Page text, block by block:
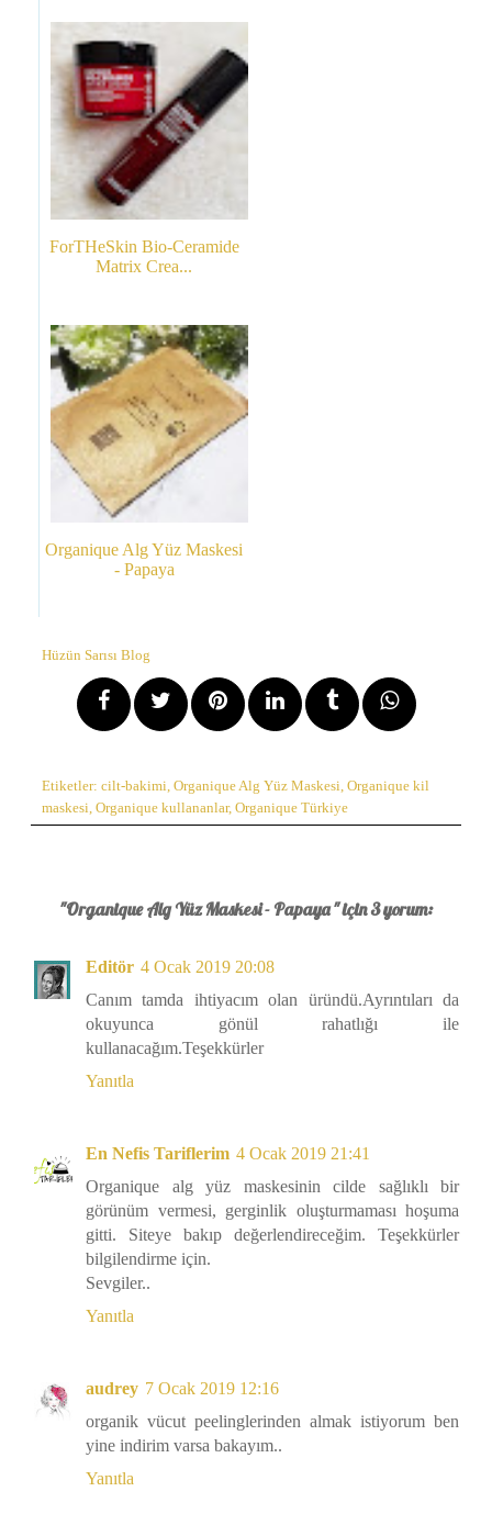
ForTHeSkin Bio-Ceramide
Matrix Crea...
Organique Alg Yüz Maskesi
- Papaya
Hüzün Sarısı Blog
Etiketler: cilt-bakimi, Organique Alg Yüz Maskesi, Organique kil
maskesi, Organique kullananlar, Organique Türkiye
"Organique Alg Yüz Maskesi - Papaya " için 3 yorum:
Editör 4 Ocak 2019 20:08
Canım tamda ihtiyacım olan üründü.Ayrıntıları da
okuyunca gönül rahatlığı ile
kullanacağım.Teşekkürler
Yanıtla
En Nefis Tariflerim 4 Ocak 2019 21:41
Organique alg yüz maskesinin cilde sağlıklı bir
görünüm vermesi, gerginlik oluşturmaması hoşuma
gitti. Siteye bakıp değerlendireceğim. Teşekkürler
bilgilendirme için.
Sevgiler..
Yanıtla
audrey 7 Ocak 2019 12:16
organik vücut peelinglerinden almak istiyorum ben
yine indirim varsa bakayım..
Yanıtla